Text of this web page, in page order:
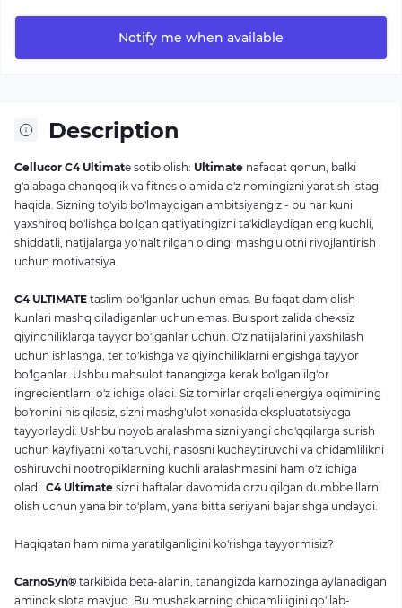
Notify me when available
Description
Cellucor C4 Ultimate sotib olish: Ultimate nafaqat qonun, balki
g'alabaga chanqoqlik va fitnes olamida o'z nomingizni yaratish istagi
haqida. Sizning to'yib bo'lmaydigan ambitsiyangiz - bu har kuni
yaxshiroq bo'lishga bo'lgan qat'iyatingizni ta'kidlaydigan eng kuchli,
shiddatli, natijalarga yo'naltirilgan oldingi mashg'ulotni rivojlantirish
uchun motivatsiya.
C4 ULTIMATE taslim bo'lganlar uchun emas. Bu faqat dam olish
kunlari mashq qiladiganlar uchun emas. Bu sport zalida cheksiz
qiyinchiliklarga tayyor bo'lganlar uchun. O'z natijalarini yaxshilash
uchun ishlashga, ter to'kishga va qiyinchiliklarni engishga tayyor
bo'lganlar. Ushbu mahsulot tanangizga kerak bo'lgan ilg'or
ingredientlarni o'z ichiga oladi. Siz tomirlar orqali energiya oqimining
bo'ronini his qilasiz, sizni mashg'ulot xonasida ekspluatatsiyaga
tayyorlaydi. Ushbu noyob aralashma sizni yangi cho'qqilarga surish
uchun kayfiyatni ko'taruvchi, nasosni kuchaytiruvchi va chidamlilikni
oshiruvchi nootropiklarning kuchli aralashmasini ham o'z ichiga
oladi. C4 Ultimate sizni haftalar davomida orzu qilgan dumbbelllarni
olish uchun yana bir to'plam, yana bitta seriyani bajarishga undaydi.
Haqiqatan ham nima yaratilganligini ko'rishga tayyormisiz?
CarnoSyn® tarkibida beta-alanin, tanangizda karnozinga aylanadigan
aminokislota mavjud. Bu mushaklarning chidamliligini qo'llab-